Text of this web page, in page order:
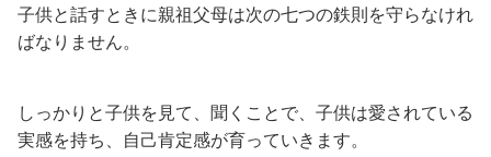
子供と話すときに親祖父母は次の七つの鉄則を守らなけれ
ばなりません。
しっかりと子供を見て、聞くことで、子供は愛されている
実感を持ち、自己肯定感が育っていきます。